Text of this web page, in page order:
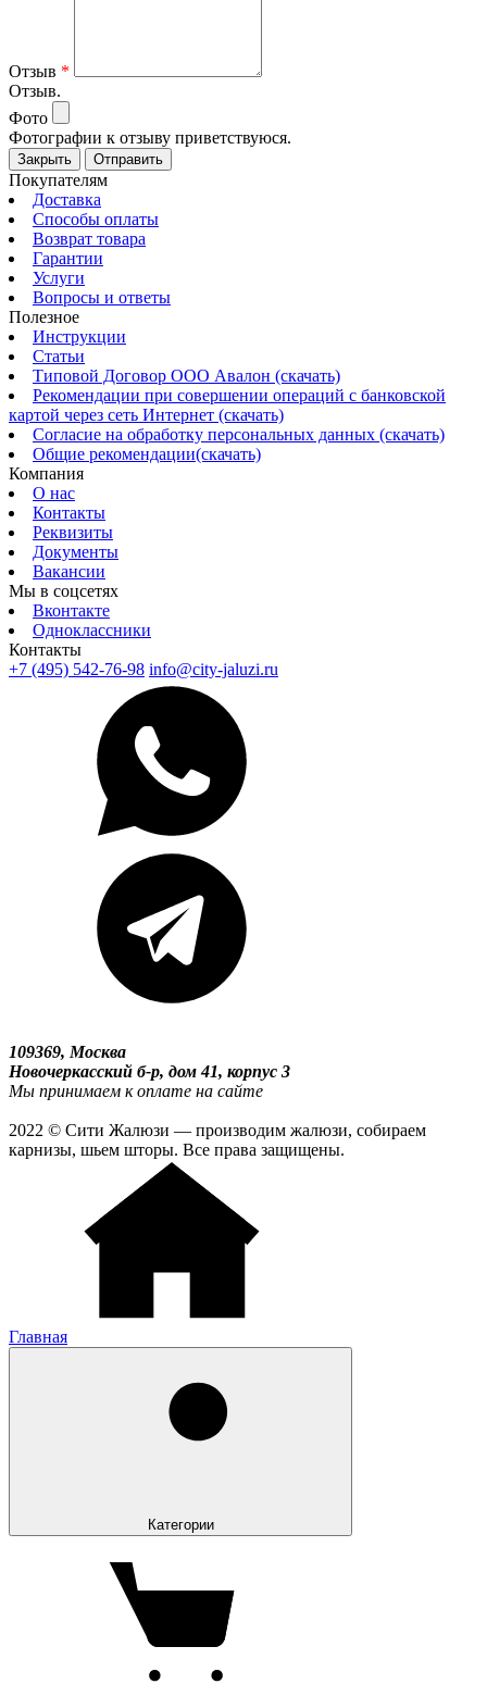
Отзыв *
Отзыв.
Фото
Фотографии к отзыву приветствуюся.
Закрыть Отправить
Покупателям
Доставка
Способы оплаты
Возврат товара
Гарантии
Услуги
Вопросы и ответы
Полезное
Инструкции
Статьи
Типовой Договор ООО Авалон (скачать)
Рекомендации при совершении операций с банковской
картой через сеть Интернет (скачать)
Согласие на обработку персональных данных (скачать)
Общие рекомендации(скачать)
Компания
О нас
Контакты
Реквизиты
Документы
Вакансии
Мы в соцсетях
Вконтакте
Одноклассники
Контакты
+7 (495) 542-76-98 info@city-jaluzi.ru
109369, Москва
Новочеркасский б-р, дом 41, корпус 3
Мы принимаем к оплате на сайте
2022 © Сити Жалюзи — производим жалюзи, собираем
карнизы, шьем шторы. Все права защищены.
Главная
Категории